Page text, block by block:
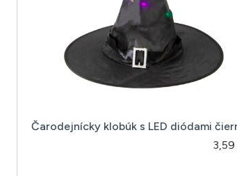
Čarodejnícky klobúk s LED diódami